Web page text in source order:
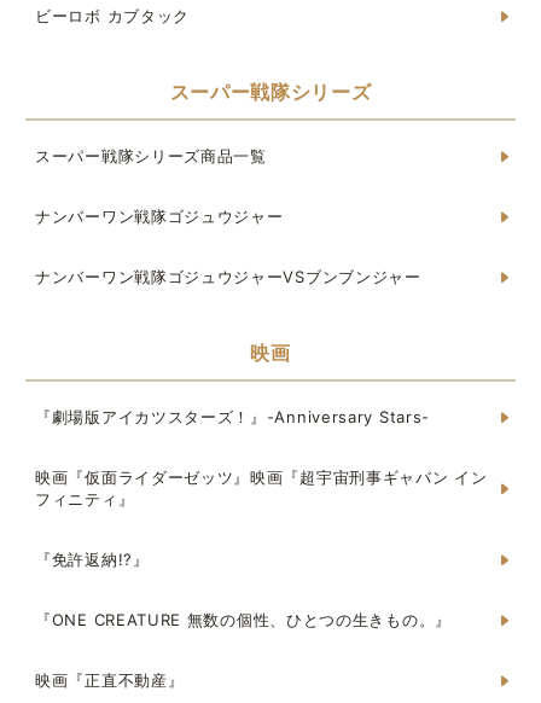
ビーロボ カブタック
スーパー戦隊シリーズ
スーパー戦隊シリーズ商品一覧
ナンバーワン戦隊ゴジュウジャー
ナンバーワン戦隊ゴジュウジャーVSブンブンジャー
映画
『劇場版アイカツスターズ！』-Anniversary Stars-
映画『仮面ライダーゼッツ』映画『超宇宙刑事ギャバン イン
フィニティ』
『免許返納!?』
『ONE CREATURE 無数の個性、ひとつの生きもの。』
映画『正直不動産』